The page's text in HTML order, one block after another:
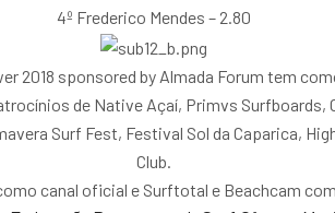
4º Frederico Mendes – 2.80
2018 sponsored by Almada Forum tem
de Native Açaí, Primvs Surfboards,
Surf Fest, Festival Sol da Caparica,
Club.
canal oficial e Surftotal e Beachcam